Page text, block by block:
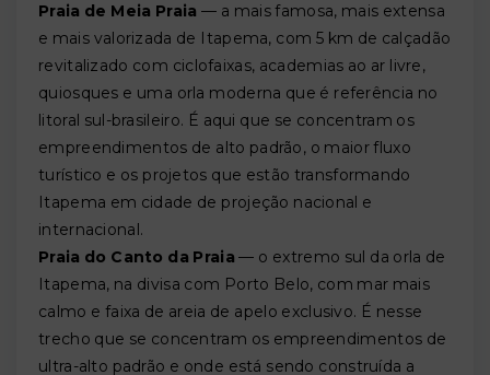
Praia de Meia Praia — a mais famosa, mais extensa
e mais valorizada de Itapema, com 5 km de calçadão
revitalizado com ciclofaixas, academias ao ar livre,
quiosques e uma orla moderna que é referência no
litoral sul-brasileiro. É aqui que se concentram os
empreendimentos de alto padrão, o maior fluxo
turístico e os projetos que estão transformando
Itapema em cidade de projeção nacional e
internacional.
Praia do Canto da Praia — o extremo sul da orla de
Itapema, na divisa com Porto Belo, com mar mais
calmo e faixa de areia de apelo exclusivo. É nesse
trecho que se concentram os empreendimentos de
ultra-alto padrão e onde está sendo construída a